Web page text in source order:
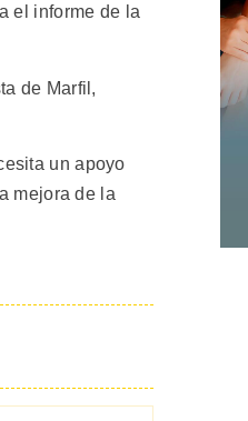
el informe de la
de Marfil,
un apoyo
mejora de la